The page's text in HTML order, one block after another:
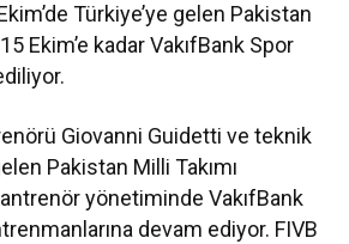
Türkiye’ye gelen Pakistan
15 Ekim’e kadar VakıfBank Spor
Giovanni Guidetti ve teknik
Pakistan Milli Takımı
yönetiminde VakıfBank
devam ediyor. FIVB